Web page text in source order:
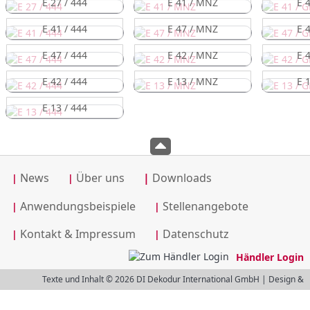
E 41 / 444
E 47 / MNZ
E
E 47 / 444
E 42 / MNZ
E
E 42 / 444
E 13 / MNZ
E
E 13 / 444
| News | Über uns | Downloads
| Anwendungsbeispiele | Stellenangebote
| Kontakt & Impressum | Datenschutz
Händler Login
Texte und Inhalt © 2026 DI Dekodur International GmbH | Design &